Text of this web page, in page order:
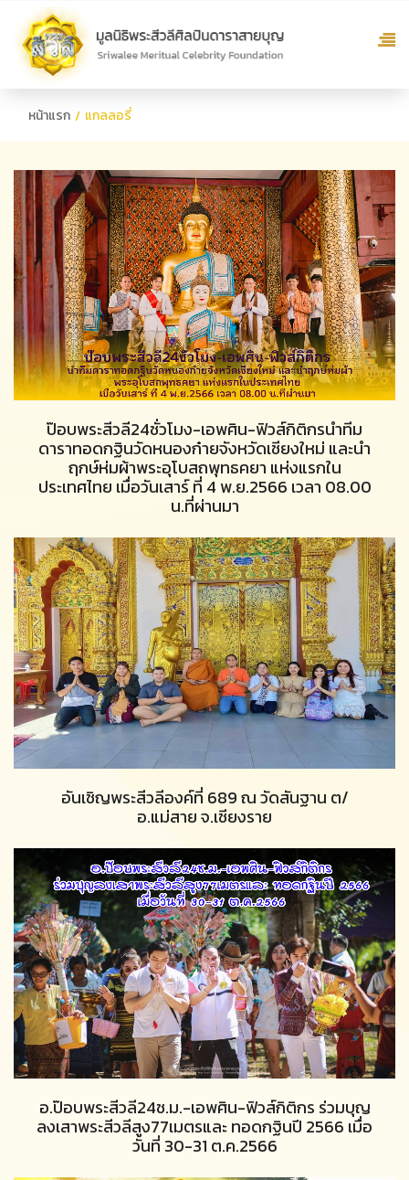
หน้าแรก แกลลอรี่
ป๊อบพระสีวลี24ชั่วโมง-เอพศิน-ฟิวส์กิติกรนำทีม
ดาราทอดกฐินวัดหนองก๋ายจังหวัดเชียงใหม่ และนำ
ฤกษ์ห่มผ้าพระอุโบสถพุทธคยา แห่งแรกใน
ประเทศไทย เมื่อวันเสาร์ ที่ 4 พ.ย.2566 เวลา 08.00
น.ที่ผ่านมา
อันเชิญพระสีวลีองค์ที่ 689 ณ วัดสันฐาน ต/
อ.แม่สาย จ.เชียงราย
อ.ป๊อบพระสีวลี24ช.ม.-เอพศิน-ฟิวส์กิติกร ร่วมบุญ
ลงเสาพระสีวลีสูง77เมตรและ ทอดกฐินปี 2566 เมื่อ
วันที่ 30-31 ต.ค.2566